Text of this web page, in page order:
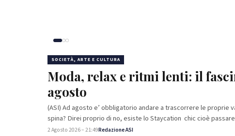
SOCIETÀ, ARTE E CULTURA
Moda, relax e ritmi lenti: il
agosto
(ASI) Ad agosto e’ obbligatorio andare a trascorrere le proprie
spina? Direi proprio di no, esiste lo Staycation chic cioè
2 Agosto 2026 – 21:49Redazione ASI